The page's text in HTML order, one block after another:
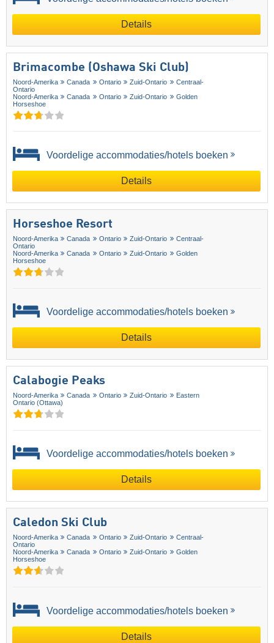
Details
Brimacombe (Oshawa Ski Club)
Noord-Amerika Canada Ontario Zuid-Ontario
Centraal-
Ontario
Noord-Amerika
Canada Ontario Zuid-Ontario
Golden
Horseshoe
Voordelige accommodaties/hotels boeken
Details
Horseshoe Resort
Noord-Amerika Canada Ontario Zuid-Ontario
Centraal-
Ontario
Noord-Amerika
Canada Ontario Zuid-Ontario
Golden
Horseshoe
Voordelige accommodaties/hotels boeken
Details
Calabogie Peaks
Noord-Amerika Canada Ontario Zuid-Ontario
Eastern
Ontario (Ottawa)
Voordelige accommodaties/hotels boeken
Details
Caledon Ski Club
Noord-Amerika Canada Ontario Zuid-Ontario
Centraal-
Ontario
Noord-Amerika
Canada Ontario Zuid-Ontario
Golden
Horseshoe
Voordelige accommodaties/hotels boeken
Details